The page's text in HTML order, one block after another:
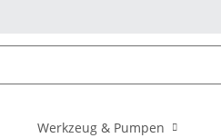
Werkzeug & Pumpen